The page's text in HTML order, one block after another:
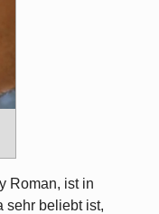
Roman, ist in
sehr beliebt ist,